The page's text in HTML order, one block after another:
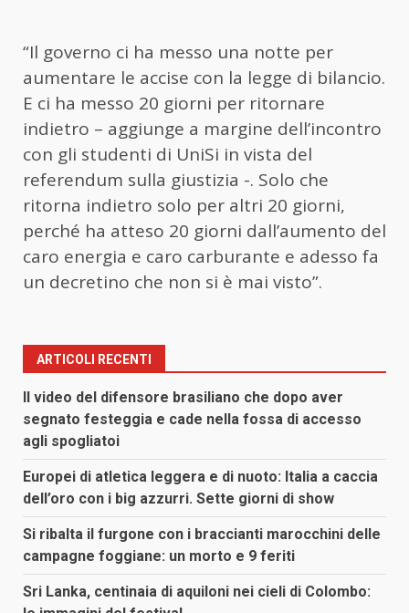
“Il governo ci ha messo una notte per
aumentare le accise con la legge di bilancio.
E ci ha messo 20 giorni per ritornare
indietro – aggiunge a margine dell’incontro
con gli studenti di UniSi in vista del
referendum sulla giustizia -. Solo che
ritorna indietro solo per altri 20 giorni,
perché ha atteso 20 giorni dall’aumento del
caro energia e caro carburante e adesso fa
un decretino che non si è mai visto”.
ARTICOLI RECENTI
Il video del difensore brasiliano che dopo aver
segnato festeggia e cade nella fossa di accesso
agli spogliatoi
Europei di atletica leggera e di nuoto: Italia a caccia
dell’oro con i big azzurri. Sette giorni di show
Si ribalta il furgone con i braccianti marocchini delle
campagne foggiane: un morto e 9 feriti
Sri Lanka, centinaia di aquiloni nei cieli di Colombo: